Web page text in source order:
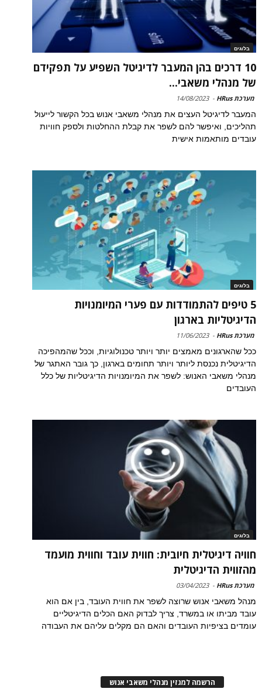
בלוגים
10 דרכים בהן המעבר לדיגיטל השפיע על תפקידם
של מנהלי משאבי...
מערכת HRus -
14/08/2023
המעבר לדיגיטל העצים את מנהלי משאבי אנוש בכל הקשור לייעול
תהליכים, ואיפשר להם לשפר את קבלת ההחלטות ולספק חוויות
עובדים מותאמות אישית
בלוגים
5 טיפים להתמודדות עם פערי המיומנויות
הדיגיטליות בארגון
מערכת HRus -
11/06/2023
ככל שהארגונים מאמצים יותר ויותר טכנולוגיות, וככל שהמהפיכה
הדיגיטלית נכנסת ליותר ויותר תחומים בארגון, כך גובר האתגר של
מנהלי משאבי האנוש: לשפר את המיומנויות הדיגיטליות של כלל
העובדים
בלוגים
חוויה דיגיטלית חיובית: חווית עובד וחווית מועמד
מהזווית הדיגיטלית
מערכת HRus -
03/04/2023
מנהל משאבי אנוש שרוצה לשפר את חווית העובד, בין אם הוא
עובד מביתו או במשרד, צריך לבדוק האם הכלים הדיגיטליים
עומדים בציפיות העובדים והאם הם מקלים עליהם את העבודה
הרשמה למגזין מנהלי משאבי אנוש